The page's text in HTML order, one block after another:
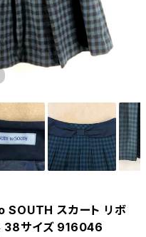
SOUTH スカート リボ
38サイズ 916046